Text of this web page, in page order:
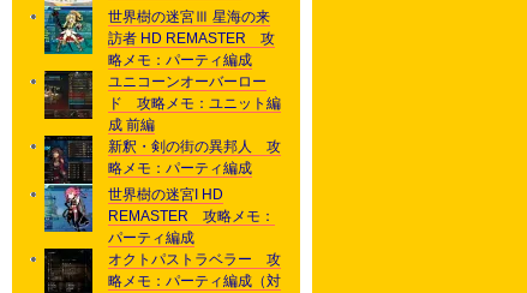
世界樹の迷宮Ⅲ 星海の来
訪者 HD REMASTER 攻
略メモ：パーティ編成
ユニコーンオーバーロー
ド 攻略メモ：ユニット編
成 前編
新釈・剣の街の異邦人 攻
略メモ：パーティ編成
世界樹の迷宮I HD
REMASTER 攻略メモ：
パーティ編成
オクトパストラベラー 攻
略メモ：パーティ編成（対